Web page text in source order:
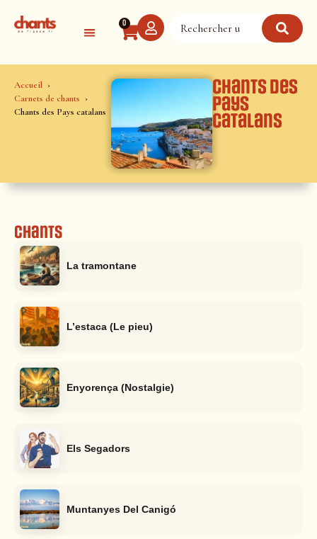
0
Accueil
Carnets de chants
Chants des Pays catalans
Chants des
Pays
catalans
Chants
La tramontane
L’estaca (Le pieu)
Enyorença (Nostalgie)
Els Segadors
Muntanyes Del Canigó